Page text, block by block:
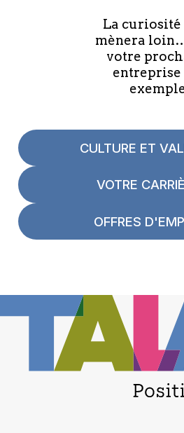
La curiosité
mènera
votre
entreprise
CULTURE ET
VOTRE
OFFRES